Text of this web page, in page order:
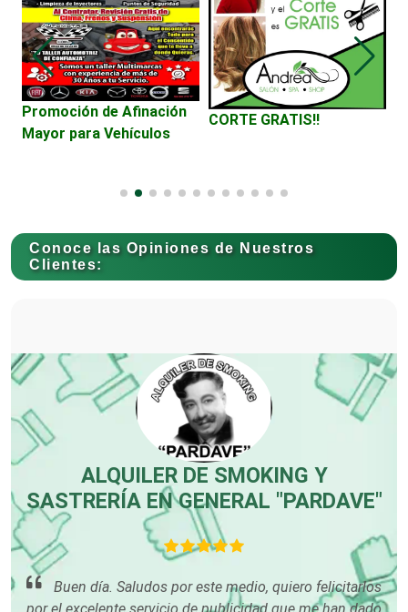
Centros de Espectáculos
Centros de Nutrición
Cerrajerías
Clínicas de Belleza
Clínicas de Rehabilitación
Clínicas y Hospitales
Clubes Deportivos
Promoción de Afinación
Mayor para Vehículos
CORTE GRATIS!!
Conoce las Opiniones de Nuestros
Clientes:
ALQUILER DE SMOKING Y
SASTRERÍA EN GENERAL "PARDAVE"
Buen día. Saludos por este medio, quiero felicitarlos